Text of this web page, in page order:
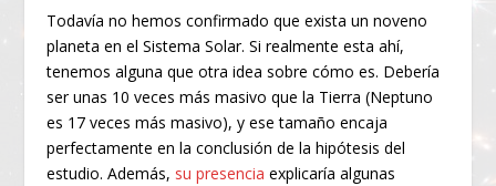
Todavía no hemos confirmado que exista un noveno
planeta en el Sistema Solar. Si realmente esta ahí,
tenemos alguna que otra idea sobre cómo es. Debería
ser unas 10 veces más masivo que la Tierra (Neptuno
es 17 veces más masivo), y ese tamaño encaja
perfectamente en la conclusión de la hipótesis del
estudio. Además, su presencia explicaría algunas